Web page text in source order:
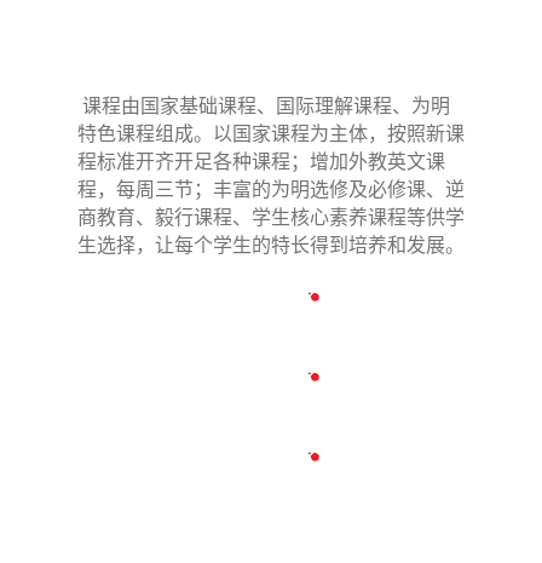
课程由国家基础课程、国际理解课程、为明
特色课程组成。以国家课程为主体，按照新课
程标准开齐开足各种课程；增加外教英文课
程，每周三节；丰富的为明选修及必修课、逆
商教育、毅行课程、学生核心素养课程等供学
生选择，让每个学生的特长得到培养和发展。